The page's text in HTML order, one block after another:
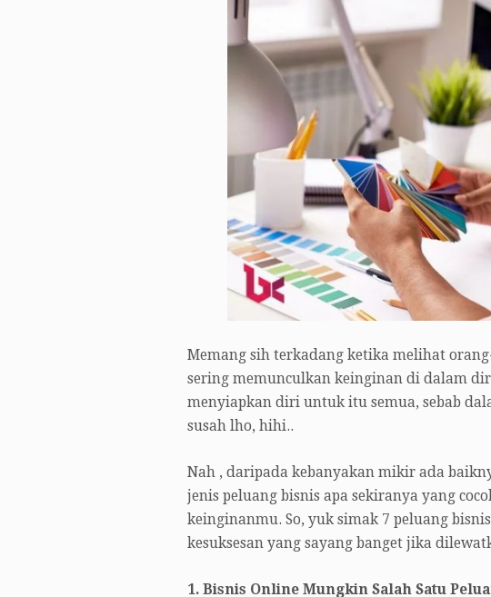
Memang sih terkadang ketika melihat
sering memunculkan keinginan di dalam
menyiapkan diri untuk itu semua, sebab
susah lho, hihi..
Nah , daripada kebanyakan mikir ada
jenis peluang bisnis apa sekiranya yang
keinginanmu. So, yuk simak 7 peluang
kesuksesan yang sayang banget jika
1. Bisnis Online Mungkin Salah Satu